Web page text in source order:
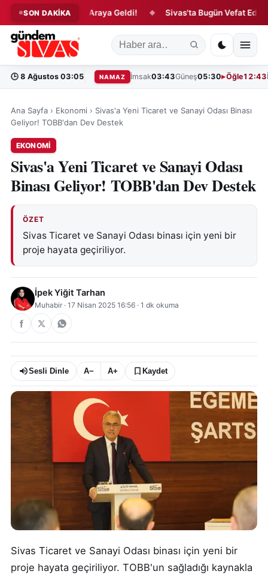
SON DAKİKA
Külliyesi'nde Bir Araya Geldi! ◆ Sivas'ta Bugün Vefat Edenler!
🕒 8 Ağustos 03:05 NAMAZ İmsak03:43Güneş05:30 Öğle12:43
Ana Sayfa › Ekonomi › Sivas'a Yeni Ticaret ve Sanayi Odası Binası
Geliyor! TOBB'dan Dev Destek
EKONOMI
Sivas'a Yeni Ticaret ve Sanayi Odası
Binası Geliyor! TOBB'dan Dev Destek
ÖZET
Sivas Ticaret ve Sanayi Odası binası için yeni bir
proje hayata geçiriliyor.
İpek Yiğit Tarhan
Muhabir · 17 Nisan 2025 16:56 · 1 dk okuma
Sesli Dinle A− A+ Kaydet
Sivas Ticaret ve Sanayi Odası binası için yeni bir
proje hayata geçiriliyor. TOBB'un sağladığı kaynakla